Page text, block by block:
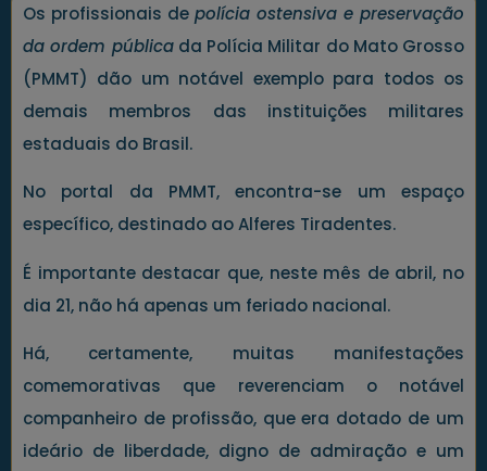
Os profissionais de polícia ostensiva e preservação
da ordem públicada Polícia Militar do Mato Grosso
(PMMT) dão um notável exemplo para todos os
demais membros das instituições militares
estaduais do Brasil.
No portal da PMMT, encontra-se um espaço
específico, destinado ao Alferes Tiradentes.
É importante destacar que, neste mês de abril, no
dia 21, não há apenas um feriado nacional.
Há, certamente, muitas manifestações
comemorativas que reverenciam o notável
companheiro de profissão, que era dotado de um
ideário de liberdade, digno de admiração e um